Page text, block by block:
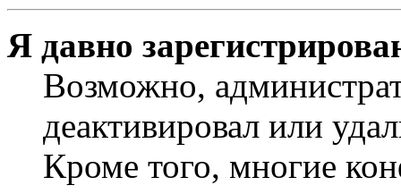
Я давно
Возможно,
деактивировал или
Кроме того, многие